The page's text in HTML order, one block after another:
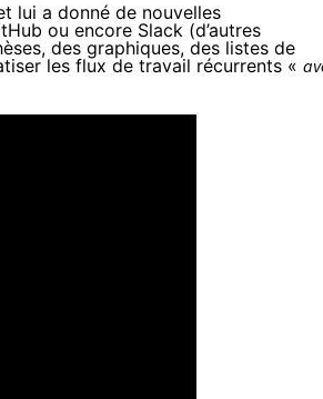
lui a donné de nouvelles
ou encore Slack (d’autres
des graphiques, des listes de
les flux de travail récurrents «